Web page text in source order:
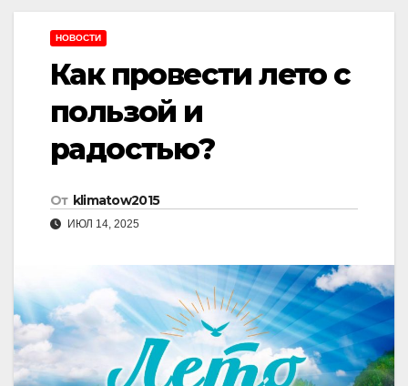
НОВОСТИ
Как провести лето с
пользой и
радостью?
От klimatow2015
ИЮЛ 14, 2025